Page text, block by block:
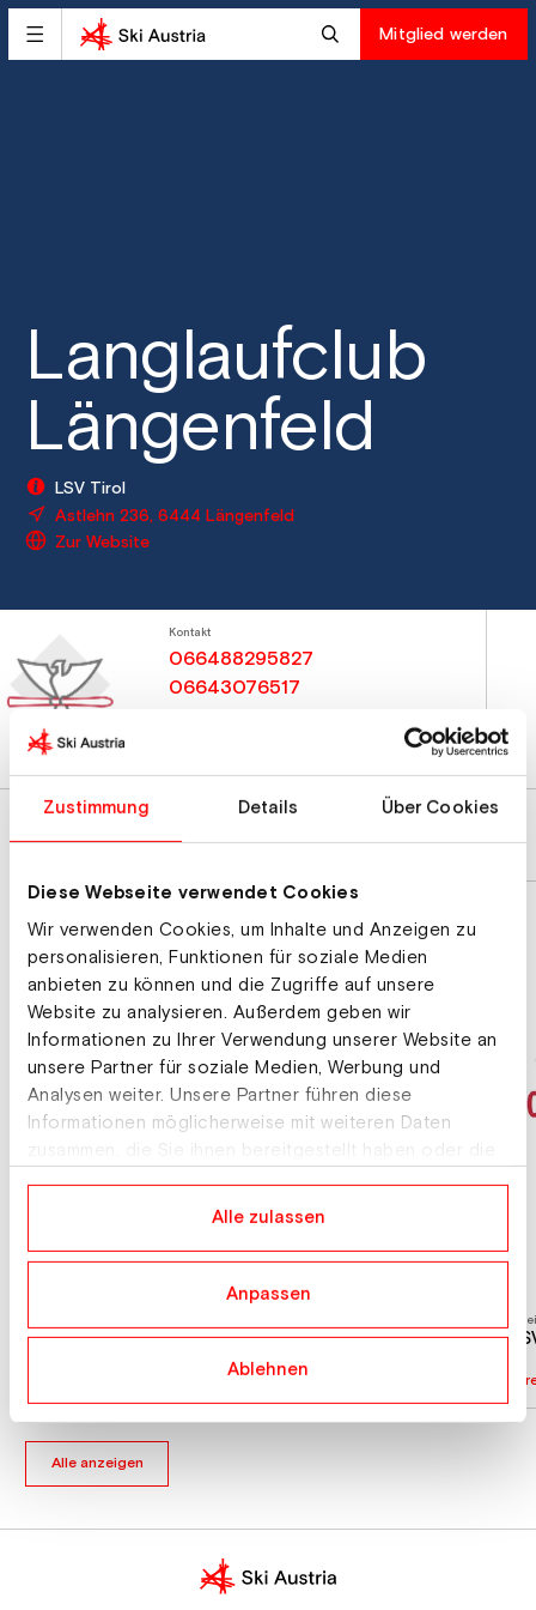
Zustimmung Details Über Cookies
Diese Webseite verwendet Cookies
Wir verwenden Cookies, um Inhalte und Anzeigen zu
personalisieren, Funktionen für soziale Medien
anbieten zu können und die Zugriffe auf unsere
Website zu analysieren. Außerdem geben wir
Informationen zu Ihrer Verwendung unserer Website an
unsere Partner für soziale Medien, Werbung und
Analysen weiter. Unsere Partner führen diese
Informationen möglicherweise mit weiteren Daten
Alle zulassen
Anpassen
Ablehnen
Mitglied werden
Langlaufclub
Längenfeld
LSV Tirol
Astlehn 236, 6444 Längenfeld
Zur Website
Kontakt
066488295827
06643076517
AKAD. SKICLUB INNSBRUCK
Alle anzeigen